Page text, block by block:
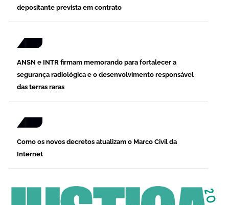
depositante prevista em contrato
ANSN e INTR firmam memorando para fortalecer a
segurança radiológica e o desenvolvimento responsável
das terras raras
Como os novos decretos atualizam o Marco Civil da
Internet